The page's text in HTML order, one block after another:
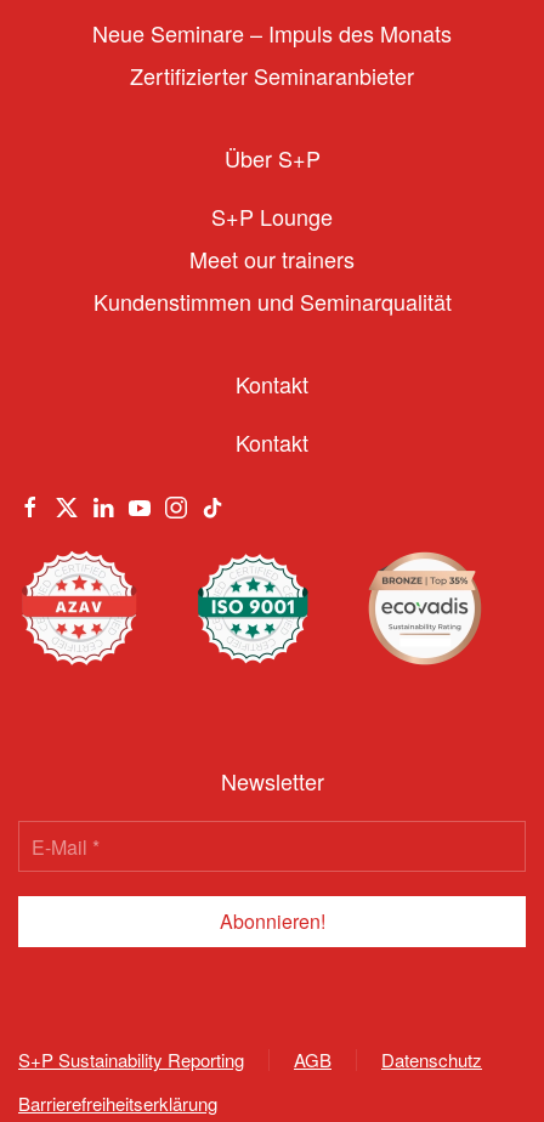
Neue Seminare – Impuls des Monats
Zertifizierter Seminaranbieter
Über S+P
S+P Lounge
Meet our trainers
Kundenstimmen und Seminarqualität
Kontakt
Kontakt
Newsletter
S+P Sustainability Reporting AGB
Datenschutz
Barrierefreiheitserklärung